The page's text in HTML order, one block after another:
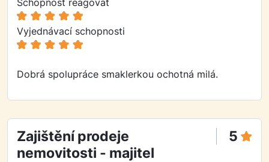
Vyjednávací schopnosti
Dobrá spolupráce smaklerkou ochotná milá.
Zajištění prodeje
nemovitosti - majitel
5